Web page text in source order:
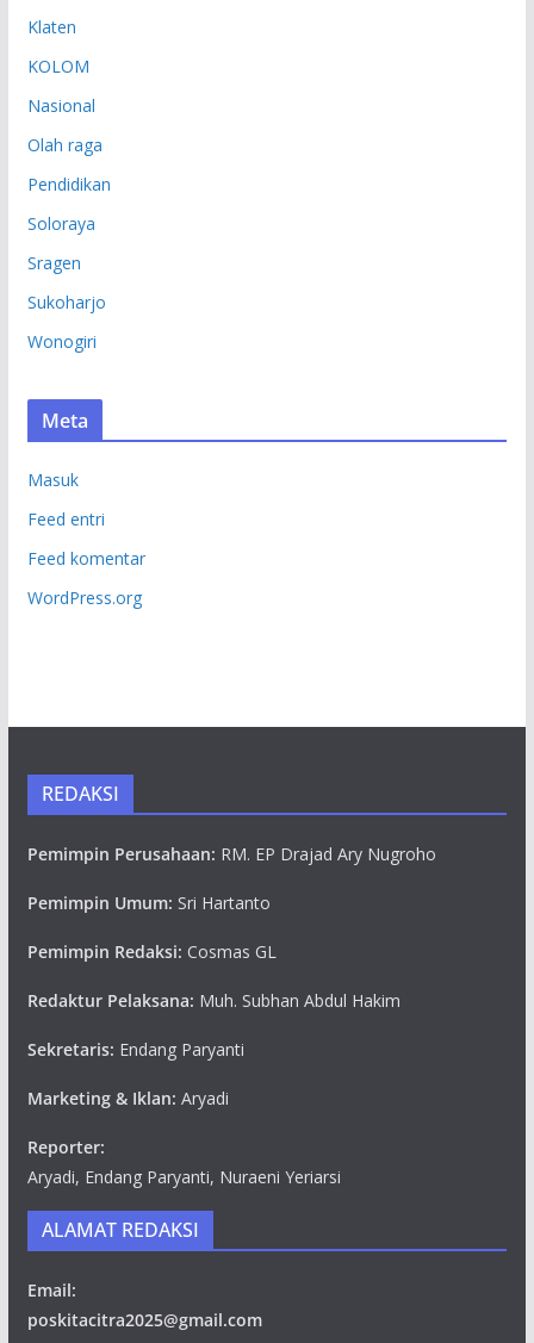
Klaten
KOLOM
Nasional
Olah raga
Pendidikan
Soloraya
Sragen
Sukoharjo
Wonogiri
Meta
Masuk
Feed entri
Feed komentar
WordPress.org
REDAKSI
Pemimpin Perusahaan: RM. EP Drajad Ary Nugroho
Pemimpin Umum: Sri Hartanto
Pemimpin Redaksi: Cosmas GL
Redaktur Pelaksana: Muh. Subhan Abdul Hakim
Sekretaris: Endang Paryanti
Marketing & Iklan: Aryadi
Reporter:
Aryadi, Endang Paryanti, Nuraeni Yeriarsi
ALAMAT REDAKSI
Email:
poskitacitra2025@gmail.com